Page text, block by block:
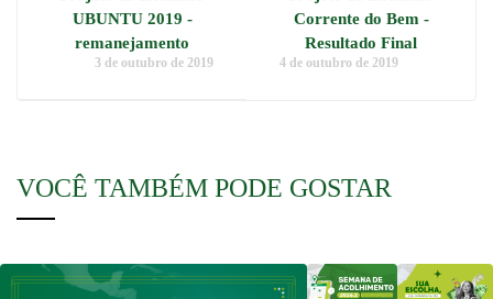
UBUNTU 2019 -
remanejamento
3 de outubro de 2019
Corrente do Bem -
Resultado Final
4 de outubro de 2019
VOCÊ TAMBÉM PODE GOSTAR